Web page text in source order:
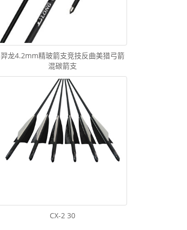
羿龙4.2mm精玻箭支竞技反曲美猎弓箭
混碳箭支
CX-2 30